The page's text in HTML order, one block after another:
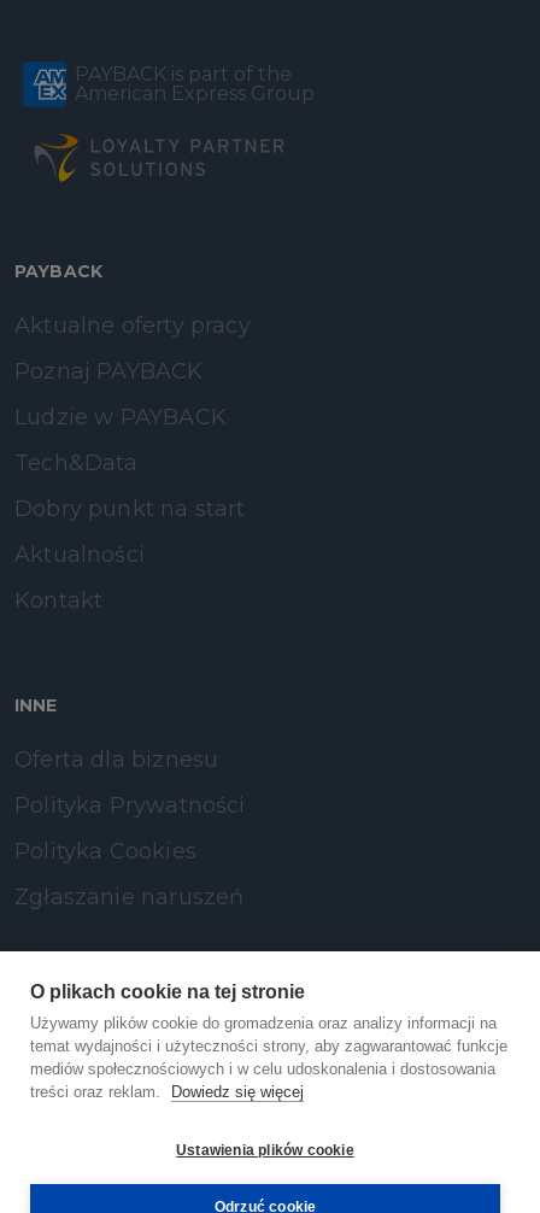
PAYBACK is part of the
American Express Group
PAYBACK
Aktualne oferty pracy
Poznaj PAYBACK
Ludzie w PAYBACK
Tech&Data
Dobry punkt na start
Aktualności
Kontakt
INNE
Oferta dla biznesu
Polityka Prywatności
Polityka Cookies
Zgłaszanie naruszeń
LinkedIn
Facebook
O plikach cookie na tej stronie
Używamy plików cookie do gromadzenia oraz analizy informacji na
temat wydajności i użyteczności strony, aby zagwarantować funkcje
mediów społecznościowych i w celu udoskonalenia i dostosowania
treści oraz reklam.
Dowiedz się więcej
Ustawienia plików cookie
Odrzuć cookie